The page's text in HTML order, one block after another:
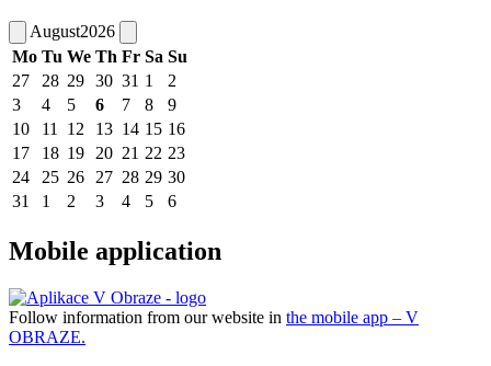
August2026
Mo Tu We Th Fr Sa Su
27
28 29 30 31 1
2
3
4 5 6 7 8
9
10
11 12 13 14 15 16
17
18 19 20 21 22 23
24
25 26 27 28 29 30
31
1 2 3 4 5 6
Mobile application
Follow information from our website in the mobile app – V
OBRAZE.